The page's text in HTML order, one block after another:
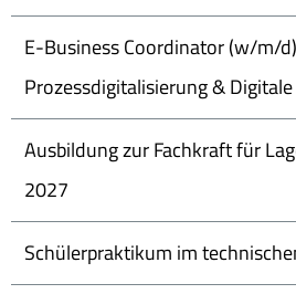
E-Business Coordinator (w/m/
Prozessdigitalisierung &
Ausbildung zur Fachkraft für
2027
Schülerpraktikum im